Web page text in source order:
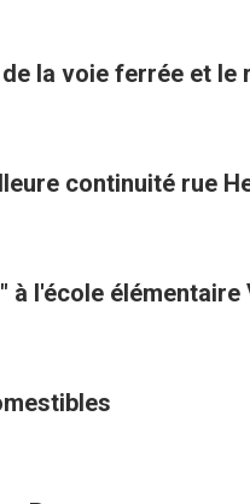
la voie ferrée et le
continuité rue
à l'école